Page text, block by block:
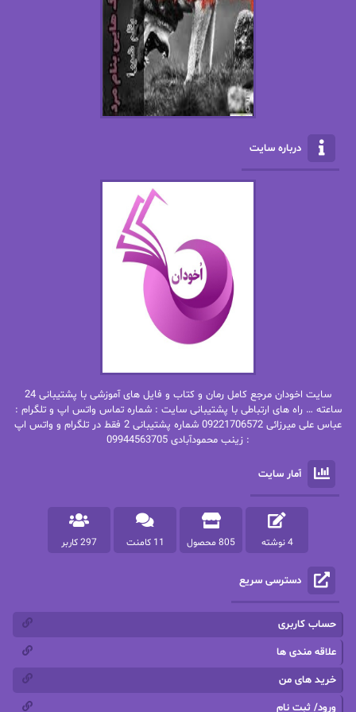
الف صاد
الکساندر دوما
الناز پاکپور‌
الناز محمدی
امیر فرهی
باران
بهار سلطانی
بهاره شیرازی
بهاره.م
بیتا فرخی
پاتریشیا ویلسون پرتو فرهمند
پرستو اسحقی
پرستو مهاجر
پرهام رسولی
پروانه قدیمی پروانه محمدی
پریسا شکور(طوفان خاموش)
پنلوپه وارد
تاران
درباره سایت
سایت اخودان مرجع کامل رمان و کتاب و فایل های آموزشی با پشتیبانی 24
ساعته … راه های ارتباطی با پشتیبانی سایت : شماره تماس واتس اپ و تلگرام :
عباس علی میرزائی 09221706572 شماره پشتیبانی 2 فقط در تلگرام و واتس اپ
: زینب محمودآبادی 09944563705
آمار سایت
4 نوشته 805 محصول 11 کامنت 297 کاربر
دسترسی سریع
حساب کاربری
علاقه مندی ها
خرید های من
ورود/ ثبت نام